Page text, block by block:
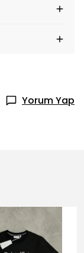
Yorum Yap